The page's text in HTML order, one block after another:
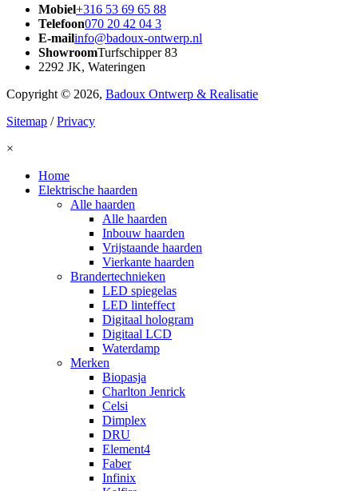
Mobiel+316 53 69 65 88
Telefoon070 20 42 04 3
E-mailinfo@badoux-ontwerp.nl
ShowroomTurfschipper 83
2292 JK, Wateringen
Copyright © 2026, Badoux Ontwerp & Realisatie
Sitemap /Privacy
×
Home
Elektrische haarden
Alle haarden
Alle haarden
Inbouw haarden
Vrijstaande haarden
Vierkante haarden
Brandertechnieken
LED spiegelas
LED linteffect
Digitaal hologram
Digitaal LCD
Waterdamp
Merken
Biopasja
Charlton Jenrick
Celsi
Dimplex
DRU
Element4
Faber
Infinix